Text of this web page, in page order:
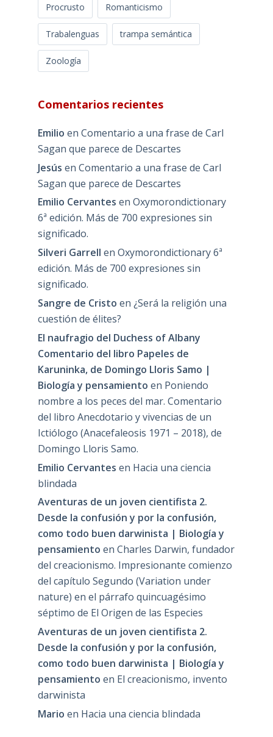
Procrusto Romanticismo
Trabalenguas trampa semántica
Zoología
Comentarios recientes
Emilio en Comentario a una frase de Carl
Sagan que parece de Descartes
Jesús en Comentario a una frase de Carl
Sagan que parece de Descartes
Emilio Cervantes en Oxymorondictionary
6ª edición. Más de 700 expresiones sin
significado.
Silveri Garrell en Oxymorondictionary 6ª
edición. Más de 700 expresiones sin
significado.
Sangre de Cristo en ¿Será la religión una
cuestión de élites?
El naufragio del Duchess of Albany
Comentario del libro Papeles de
Karuninka, de Domingo Lloris Samo |
Biología y pensamiento en Poniendo
nombre a los peces del mar. Comentario
del libro Anecdotario y vivencias de un
Ictiólogo (Anacefaleosis 1971 – 2018), de
Domingo Lloris Samo.
Emilio Cervantes en Hacia una ciencia
blindada
Aventuras de un joven cientifista 2.
Desde la confusión y por la confusión,
como todo buen darwinista | Biología y
pensamiento en Charles Darwin, fundador
del creacionismo. Impresionante comienzo
del capítulo Segundo (Variation under
nature) en el párrafo quincuagésimo
séptimo de El Origen de las Especies
Aventuras de un joven cientifista 2.
Desde la confusión y por la confusión,
como todo buen darwinista | Biología y
pensamiento en El creacionismo, invento
darwinista
Mario en Hacia una ciencia blindada